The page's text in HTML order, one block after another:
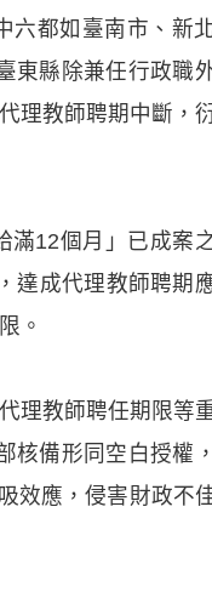
六都如臺南市、新
東縣除兼任行政職
理教師聘期中斷，
滿12個月」已成案
達成代理教師聘期
。
理教師聘任期限等
核備形同空白授權
效應，侵害財政不